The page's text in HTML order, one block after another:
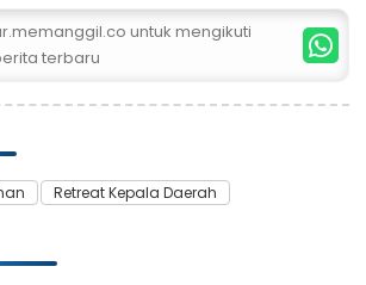
untuk mengikuti
terbaru
Retreat Kepala Daerah